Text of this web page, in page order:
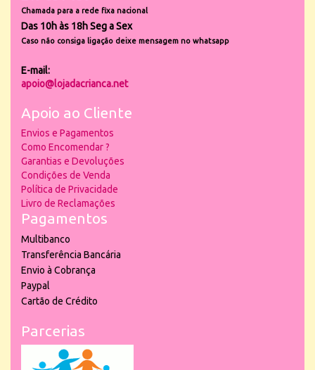
Chamada para a rede fixa nacional
Das 10h às 18h Seg a Sex
Caso não consiga ligação deixe mensagem no whatsapp
E-mail:
apoio@lojadacrianca.net
Apoio ao Cliente
Envios e Pagamentos
Como Encomendar ?
Garantias e Devoluções
Condições de Venda
Política de Privacidade
Livro de Reclamações
Pagamentos
Multibanco
Transferência Bancária
Envio à Cobrança
Paypal
Cartão de Crédito
Parcerias